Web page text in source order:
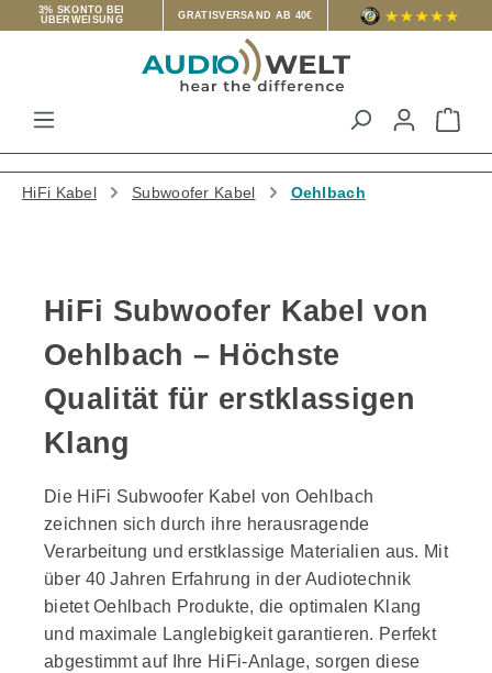
3% SKONTO BEI
ÜBERWEISUNG
GRATISVERSAND AB 40€
HiFi Kabel Subwoofer Kabel Oehlbach
HiFi Subwoofer Kabel von
Oehlbach – Höchste
Qualität für erstklassigen
Klang
Die HiFi Subwoofer Kabel von Oehlbach
zeichnen sich durch ihre herausragende
Verarbeitung und erstklassige Materialien aus. Mit
über 40 Jahren Erfahrung in der Audiotechnik
bietet Oehlbach Produkte, die optimalen Klang
und maximale Langlebigkeit garantieren. Perfekt
abgestimmt auf Ihre HiFi-Anlage, sorgen diese